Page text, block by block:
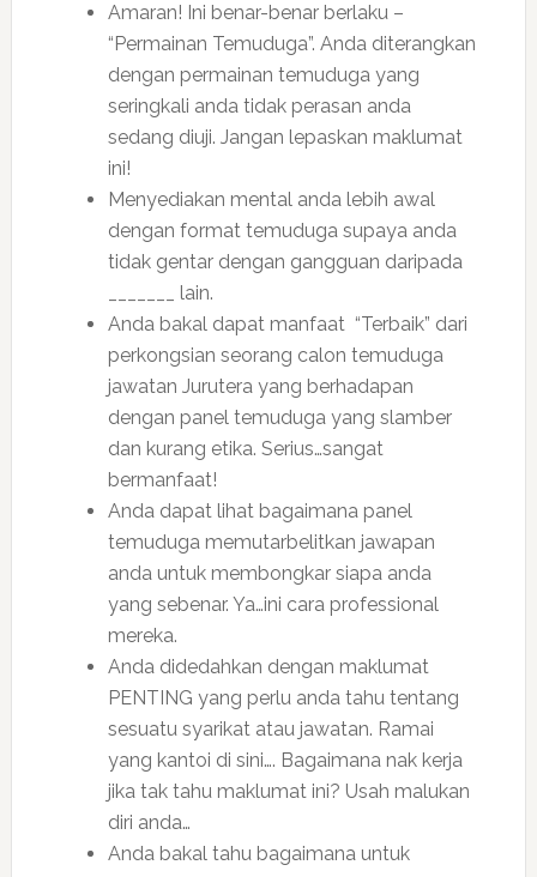
Amaran! Ini benar-benar berlaku –
“Permainan Temuduga”. Anda diterangkan
dengan permainan temuduga yang
seringkali anda tidak perasan anda
sedang diuji. Jangan lepaskan maklumat
ini!
Menyediakan mental anda lebih awal
dengan format temuduga supaya anda
tidak gentar dengan gangguan daripada
_______ lain.
Anda bakal dapat manfaat “Terbaik” dari
perkongsian seorang calon temuduga
jawatan Jurutera yang berhadapan
dengan panel temuduga yang slamber
dan kurang etika. Serius…sangat
bermanfaat!
Anda dapat lihat bagaimana panel
temuduga memutarbelitkan jawapan
anda untuk membongkar siapa anda
yang sebenar. Ya…ini cara professional
mereka.
Anda didedahkan dengan maklumat
PENTING yang perlu anda tahu tentang
sesuatu syarikat atau jawatan. Ramai
yang kantoi di sini…. Bagaimana nak kerja
jika tak tahu maklumat ini? Usah malukan
diri anda…
Anda bakal tahu bagaimana untuk